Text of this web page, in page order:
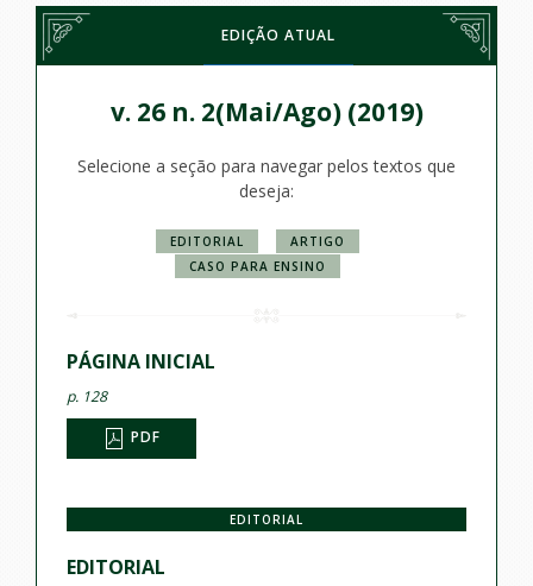
EDIÇÃO ATUAL
v. 26 n. 2(Mai/Ago) (2019)
Selecione a seção para navegar pelos textos que
deseja:
EDITORIAL
ARTIGO
CASO PARA ENSINO
PÁGINA INICIAL
p. 128
PDF
EDITORIAL
EDITORIAL